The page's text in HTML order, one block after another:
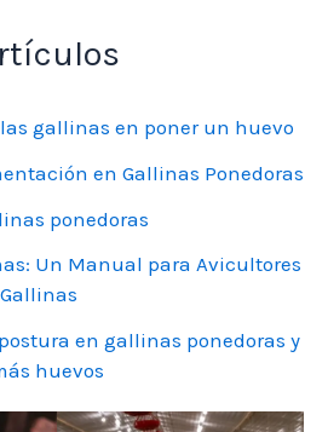
gallinas en poner un huevo
en Gallinas Ponedoras
ponedoras
Un Manual para Avicultores
en gallinas ponedoras y
huevos